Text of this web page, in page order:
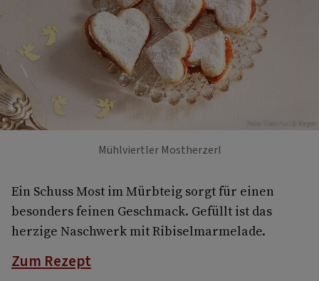
Foto: Eisenhut & Mayer
Mühlviertler Mostherzerl
Ein Schuss Most im Mürbteig sorgt für einen
besonders feinen Geschmack. Gefüllt ist das
herzige Naschwerk mit Ribiselmarmelade.
Zum Rezept